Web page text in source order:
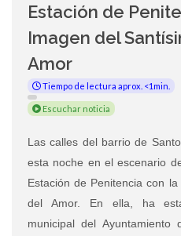
Estación de
Imagen del
Amor
Tiempo de lectura aprox. <1min.
Escuchar noticia
Las calles del barrio de
esta noche en el escenario
Estación de Penitencia con
del Amor. En ella, ha
municipal del